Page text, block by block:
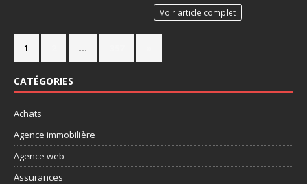
Voir article complet
1 …
CATÉGORIES
Achats
Agence immobilière
Agence web
Assurances